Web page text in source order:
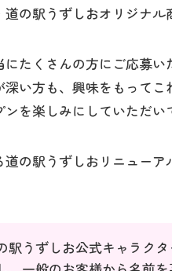
の駅うずしおオリジナル
にたくさんの方にご応募い
深い方も、興味をもって
ンを楽しみにしていただ
道の駅うずしおリニュー
駅うずしお公式キャラク